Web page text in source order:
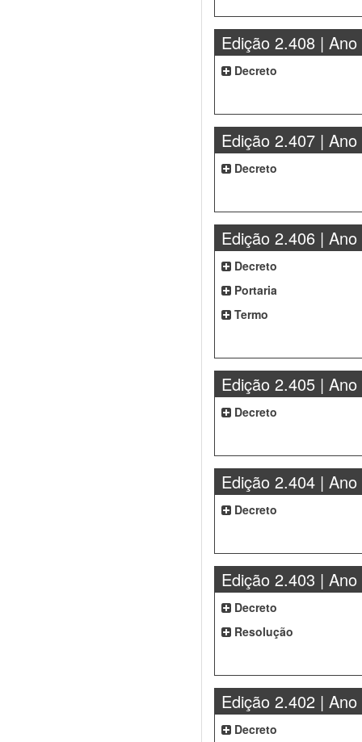
Edição 2.408 | Ano
Decreto
Edição 2.407 | Ano
Decreto
Edição 2.406 | Ano
Decreto
Portaria
Termo
Edição 2.405 | Ano
Decreto
Edição 2.404 | Ano
Decreto
Edição 2.403 | Ano
Decreto
Resolução
Edição 2.402 | Ano
Decreto